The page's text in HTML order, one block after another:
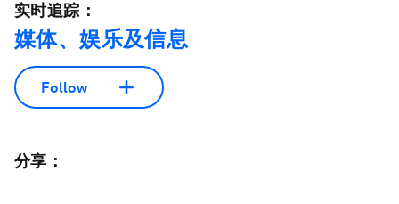
实时追踪：
媒体、娱乐及信息
Follow
分享：